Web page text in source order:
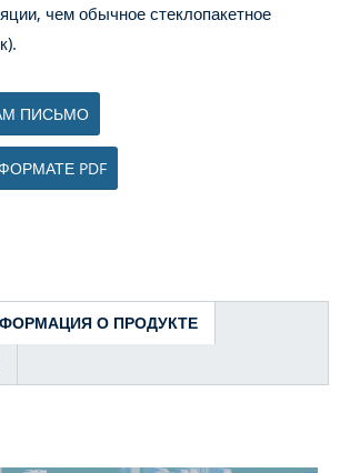
чем обычное стеклопакетное
ПИСЬМО
PDF
О ПРОДУКТЕ